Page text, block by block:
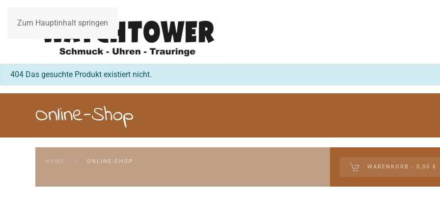
Zum Hauptinhalt springen
info
404 Das gesuchte Produkt existiert nicht.
Online-Shop
HOME
ONLINE-SHOP
WARENKORB - 0,00 €